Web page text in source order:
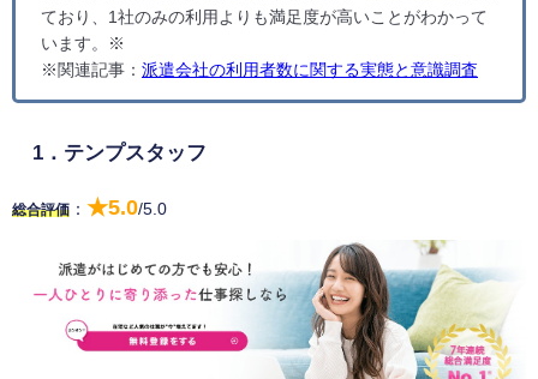
ており、1社のみの利用よりも満足度が高いことがわかって
います。※
※関連記事： 派遣会社の利用者数に関する実態と意識調査
1．テンプスタッフ
総合評価 ： ★5.0/5.0